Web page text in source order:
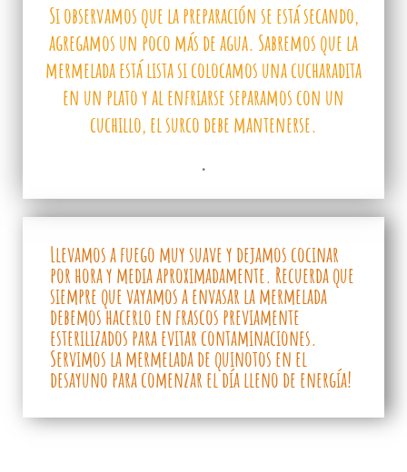
Si observamos que la preparación se está secando,
agregamos un poco más de agua. Sabremos que la
mermelada está lista si colocamos una cucharadita
en un plato y al enfriarse separamos con un
cuchillo, el surco debe mantenerse.
.
Llevamos a fuego muy suave y dejamos cocinar
por hora y media aproximadamente. Recuerda que
siempre que vayamos a envasar la mermelada
debemos hacerlo en frascos previamente
esterilizados para evitar contaminaciones.
Servimos la mermelada de quinotos en el
desayuno para comenzar el día lleno de energía!